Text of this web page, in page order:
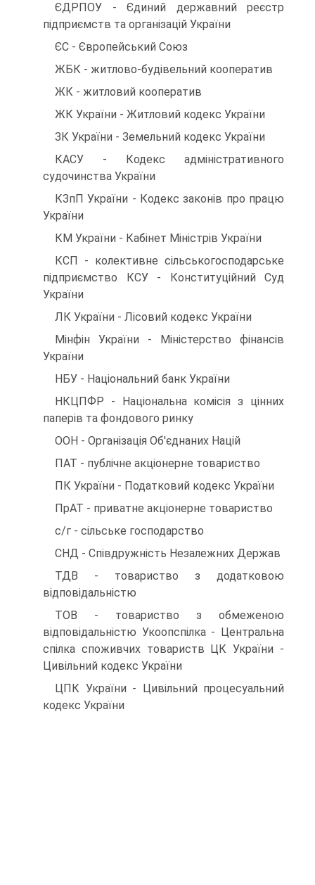
ЄДРПОУ - Єдиний державний реєстр
підприємств та організацій України
ЄС - Європейський Союз
ЖБК - житлово-будівельний кооператив
ЖК - житловий кооператив
ЖК України - Житловий кодекс України
ЗК України - Земельний кодекс України
КАСУ - Кодекс адміністративного
судочинства України
КЗпП України - Кодекс законів про працю
України
КМ України - Кабінет Міністрів України
КСП - колективне сільськогосподарське
підприємство КСУ - Конституційний Суд
України
ЛК України - Лісовий кодекс України
Мінфін України - Міністерство фінансів
України
НБУ - Національний банк України
НКЦПФР - Національна комісія з цінних
паперів та фо­ндового ринку
ООН - Організація Об'єднаних Націй
ПАТ - публічне акціонерне товариство
ПК України - Податковий кодекс України
ПрАТ - приватне акціонерне товариство
c/г - сільське господарство
СНД - Співдружність Незалежних Держав
ТДВ - товариство з додатковою
відповідальністю
ТОВ - товариство з обмеженою
відповідальністю Укоопспілка - Центральна
спілка споживчих товариств ЦК України -
Цивільний кодекс України
ЦПК України - Цивільний процесуальний
кодекс України